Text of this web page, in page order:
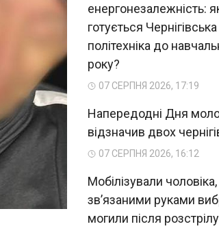
енергонезалежність:
готується Чернігівська
політехніка до
року?
07 СЕРПНЯ 2026, 17:19
Напередодні Дня
відзначив двох
07 СЕРПНЯ 2026, 16:12
Мобілізували чоловіка,
зв’язаними руками
могили після розстрілу